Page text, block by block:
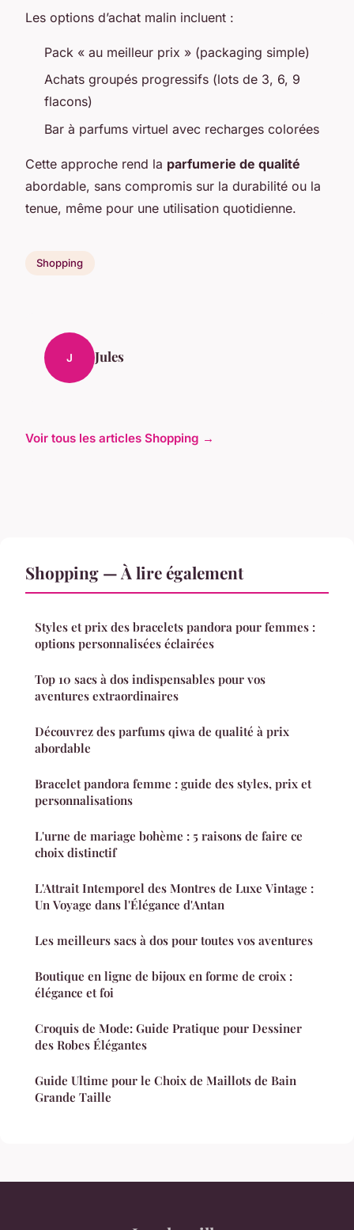
Les options d’achat malin incluent :
Pack « au meilleur prix » (packaging simple)
Achats groupés progressifs (lots de 3, 6, 9
flacons)
Bar à parfums virtuel avec recharges colorées
Cette approche rend la parfumerie de qualité
abordable, sans compromis sur la durabilité ou la
tenue, même pour une utilisation quotidienne.
Shopping
J Jules
Voir tous les articles Shopping →
Shopping — À lire également
Styles et prix des bracelets pandora pour femmes :
options personnalisées éclairées
Top 10 sacs à dos indispensables pour vos
aventures extraordinaires
Découvrez des parfums qiwa de qualité à prix
abordable
Bracelet pandora femme : guide des styles, prix et
personnalisations
L'urne de mariage bohème : 5 raisons de faire ce
choix distinctif
L'Attrait Intemporel des Montres de Luxe Vintage :
Un Voyage dans l'Élégance d'Antan
Les meilleurs sacs à dos pour toutes vos aventures
Boutique en ligne de bijoux en forme de croix :
élégance et foi
Croquis de Mode: Guide Pratique pour Dessiner
des Robes Élégantes
Guide Ultime pour le Choix de Maillots de Bain
Grande Taille